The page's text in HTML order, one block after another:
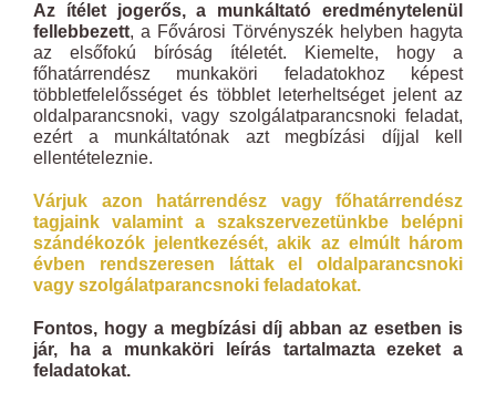
Az ítélet jogerős, a munkáltató eredménytelenül
fellebbezett, a Fővárosi Törvényszék helyben hagyta
az elsőfokú bíróság ítéletét. Kiemelte, hogy a
főhatárrendész munkaköri feladatokhoz képest
többletfelelősséget és többlet leterheltséget jelent az
oldalparancsnoki, vagy szolgálatparancsnoki feladat,
ezért a munkáltatónak azt megbízási díjjal kell
ellentételeznie.
Várjuk azon határrendész vagy főhatárrendész
tagjaink valamint a szakszervezetünkbe belépni
szándékozók jelentkezését, akik az elmúlt három
évben rendszeresen láttak el oldalparancsnoki
vagy szolgálatparancsnoki feladatokat.
Fontos, hogy a megbízási díj abban az esetben is
jár, ha a munkaköri leírás tartalmazta ezeket a
feladatokat.